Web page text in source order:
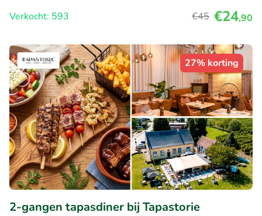
Verkocht: 593
€45 €24,90
27% korting
2-gangen tapasdiner bij Tapastorie